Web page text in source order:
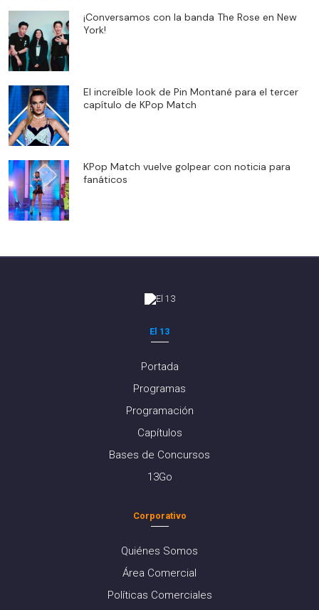
¡Conversamos con la banda The Rose en New
York!
El increíble look de Pin Montané para el tercer
capítulo de KPop Match
KPop Match vuelve golpear con noticia para
fanáticos
El 13
Portada
Programas
Programación
Capítulos
Bases de Concursos
13Go
Corporativo
Quiénes Somos
Área Comercial
Políticas Comerciales